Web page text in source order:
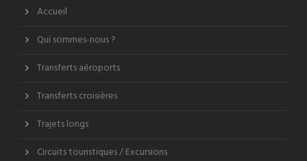
Accueil
Qui sommes-nous ?
Transferts aéroports
Transferts croisières
Trajets longs
Circuits touristiques / Excursions